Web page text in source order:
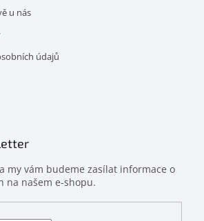
u nás
údajů
my vám budeme zasílat informace o
na našem e-shopu.